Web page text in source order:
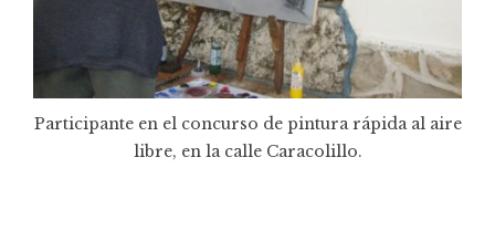
Participante en el concurso de pintura rápida al aire
libre, en la calle Caracolillo.